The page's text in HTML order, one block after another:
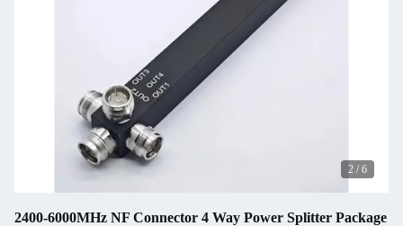
2 / 6
2400-6000MHz NF Connector 4 Way Power Splitter Package